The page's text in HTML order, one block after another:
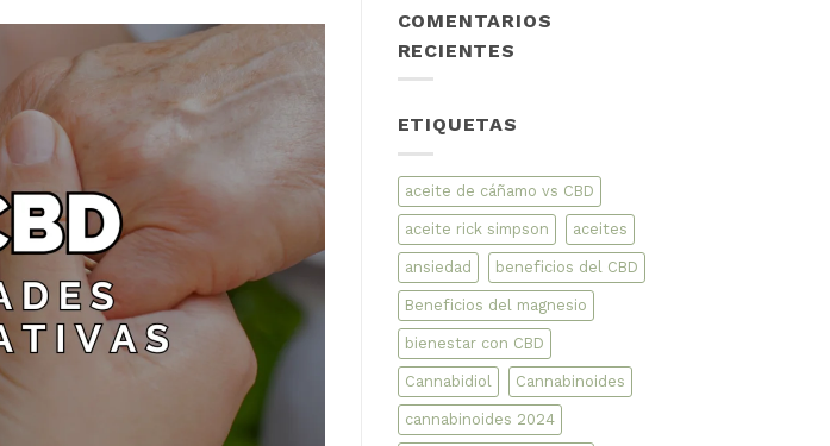
en
Descubre
las
CBN
evidencias
científicas
COMENTARIOS
RECIENTES
ETIQUETAS
aceite de cáñamo vs CBD
aceite rick simpson aceites
ansiedad beneficios del CBD
Beneficios del magnesio
bienestar con CBD
Cannabidiol Cannabinoides
cannabinoides 2024